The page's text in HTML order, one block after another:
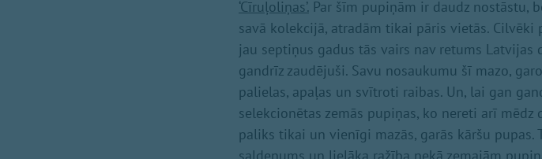
‘Cīruļoliņas’.Par šīm pupiņām ir daudz nostāstu,
savā kolekcijā, atradām tikai pāris vietās.
jau septiņus gadus tās vairs nav retums Latvijas
gandrīz zaudējuši. Savu nosaukumu šī mazo,
palielas, apaļas un svītroti raibas. Un, lai gan
selekcionētas zemās pupiņas, ko nereti arī mēdz
paliks tikai un vienīgi mazās, garās kāršu